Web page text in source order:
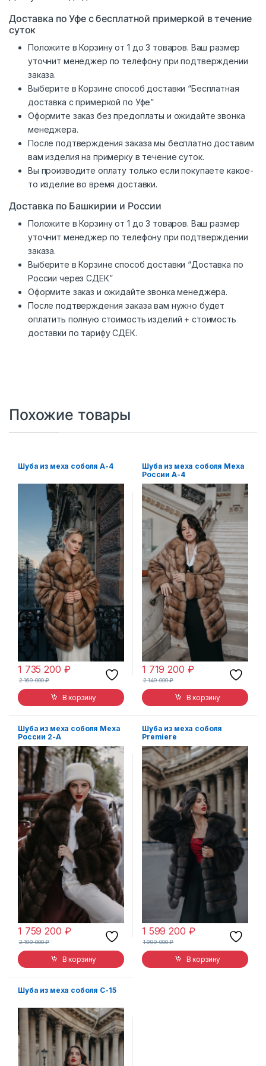
Доставка по Уфе с бесплатной примеркой в течение
суток
Положите в Корзину от 1 до 3 товаров. Ваш размер
уточнит менеджер по телефону при подтверждении
заказа.
Выберите в Корзине способ доставки “Бесплатная
доставка с примеркой по Уфе”
Оформите заказ без предоплаты и ожидайте звонка
менеджера.
После подтверждения заказа мы бесплатно доставим
вам изделия на примерку в течение суток.
Вы производите оплату только если покупаете какое-
то изделие во время доставки.
Доставка по Башкирии и России
Положите в Корзину от 1 до 3 товаров. Ваш размер
уточнит менеджер по телефону при подтверждении
заказа.
Выберите в Корзине способ доставки “Доставка по
России через СДЕК”
Оформите заказ и ожидайте звонка менеджера.
После подтверждения заказа вам нужно будет
оплатить полную стоимость изделий + стоимость
доставки по тарифу СДЕК.
Похожие товары
Шуба из меха соболя А-4
1 735 200 ₽
2 169 000₽
В корзину
Шуба из меха соболя Меха
России А-4
1 719 200 ₽
2 149 000₽
В корзину
Шуба из меха соболя Меха
России 2-А
1 759 200 ₽
2 199 000₽
В корзину
Шуба из меха соболя
Premiere
1 599 200 ₽
1 999 000₽
В корзину
Шуба из меха соболя С-15